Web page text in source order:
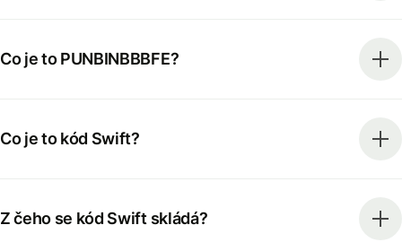
Co je to PUNBINBBBFE?
Co je to kód Swift?
Z čeho se kód Swift skládá?